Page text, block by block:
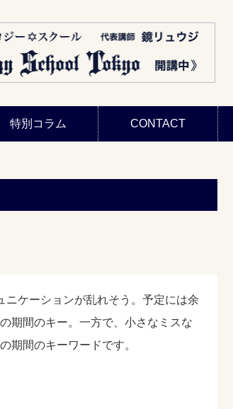
特別コラム CONTACT
ケーションが乱れそう。予定には余
期間のキー。一方で、小さなミスな
期間のキーワードです。